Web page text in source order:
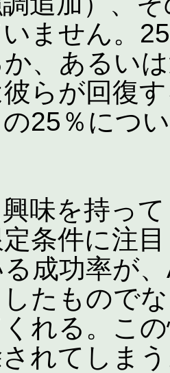
ません。
か、あるい
らが回復
25％につ
興味を持っ
条件に注
成功率が
たもので
れる。こ
れてしま